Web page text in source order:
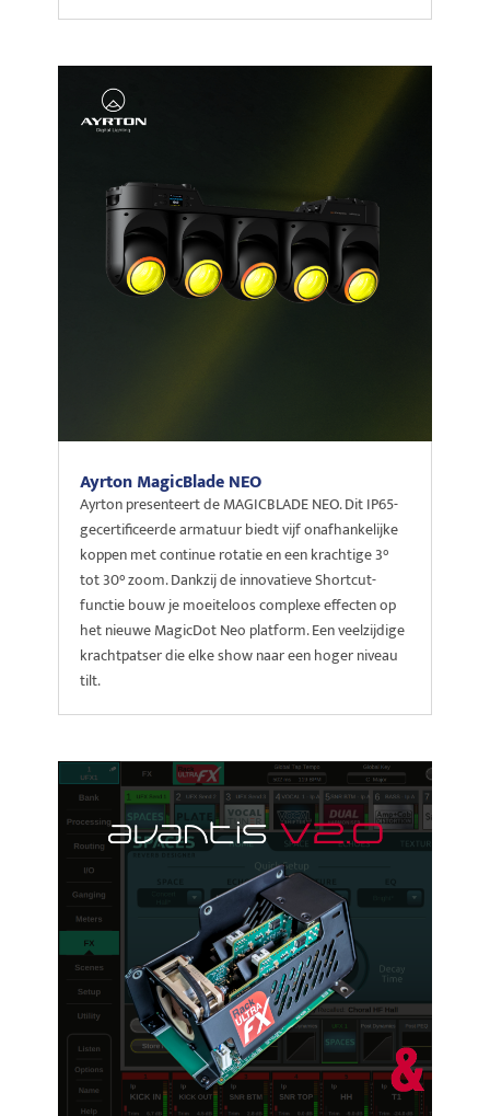
Ayrton MagicBlade NEO
Ayrton presenteert de MAGICBLADE NEO. Dit IP65-
gecertificeerde armatuur biedt vijf onafhankelijke
koppen met continue rotatie en een krachtige 3°
tot 30° zoom. Dankzij de innovatieve Shortcut-
functie bouw je moeiteloos complexe effecten op
het nieuwe MagicDot Neo platform. Een veelzijdige
krachtpatser die elke show naar een hoger niveau
tilt.